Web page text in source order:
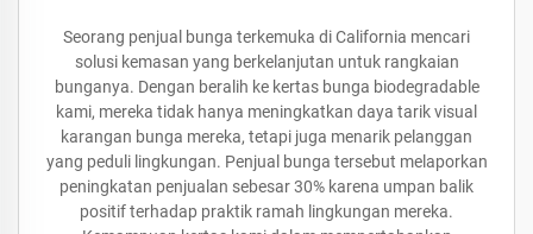
Seorang penjual bunga terkemuka di California mencari
solusi kemasan yang berkelanjutan untuk rangkaian
bunganya. Dengan beralih ke kertas bunga biodegradable
kami, mereka tidak hanya meningkatkan daya tarik visual
karangan bunga mereka, tetapi juga menarik pelanggan
yang peduli lingkungan. Penjual bunga tersebut melaporkan
peningkatan penjualan sebesar 30% karena umpan balik
positif terhadap praktik ramah lingkungan mereka.